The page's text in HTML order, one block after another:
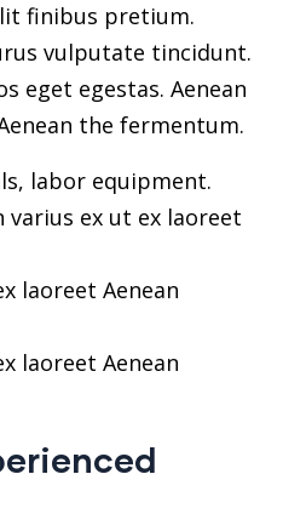
finibus pretium.
vulputate tincidunt.
eget egestas. Aenean
the fermentum.
labor equipment.
varius ex ut ex laoreet
laoreet Aenean
laoreet Aenean